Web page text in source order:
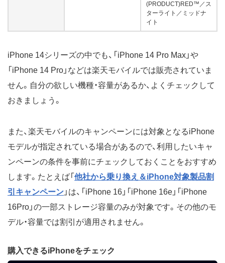
(PRODUCT)RED™／ス
ターライト／ミッドナ
イト
iPhone 14シリーズの中でも、「iPhone 14 Pro Max」や
「iPhone 14 Pro」などは楽天モバイルでは販売されていま
せん。自分の欲しい機種・容量があるか、よくチェックして
おきましょう。
また、楽天モバイルのキャンペーンには対象となるiPhone
モデルが指定されている場合があるので、利用したいキャ
ンペーンの条件を事前にチェックしておくことをおすすめ
します。たとえば「 他社から乗り換え＆iPhone対象製品割
引キャンペーン 」は、「iPhone 16」「iPhone 16e」「iPhone
16Pro」の一部ストレージ容量のみが対象です。その他のモ
デル・容量では割引が適用されません。
購入できるiPhoneをチェック